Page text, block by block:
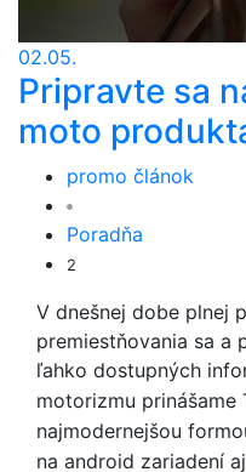
02.05.
Pripravte sa
moto
promo článok
Poradňa
2
V dnešnej dobe plnej
premiestňovania sa a
ľahko dostupných
motorizmu prinášame
najmodernejšou
na android zariadení